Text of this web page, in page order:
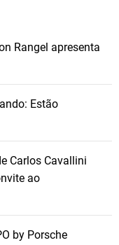
Rangel apresenta
Estão
Carlos Cavallini
ao
by Porsche